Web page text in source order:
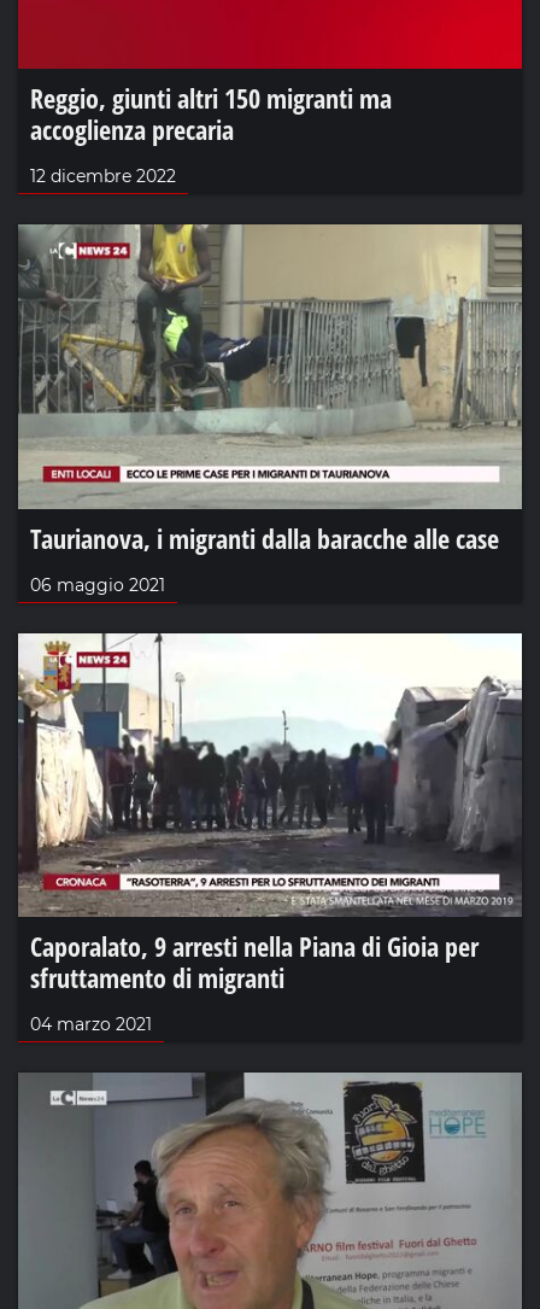
Reggio, giunti altri 150 migranti ma
accoglienza precaria
12 dicembre 2022
Taurianova, i migranti dalla baracche alle case
06 maggio 2021
Caporalato, 9 arresti nella Piana di Gioia per
sfruttamento di migranti
04 marzo 2021